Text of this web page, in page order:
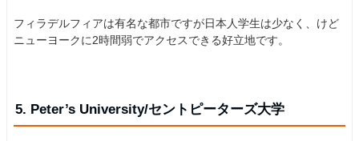
フィラデルフィアは有名な都市ですが日本人学生は少なく、けど
ニューヨークに2時間弱でアクセスできる好立地です。
5. Peter’s University/セントピーターズ大学